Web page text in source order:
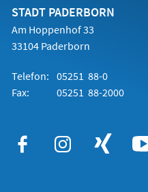
STADT PADERBORN
Am Hoppenhof 33
33104 Paderborn
Telefon: 05251 88-0
Fax:
05251 88-2000